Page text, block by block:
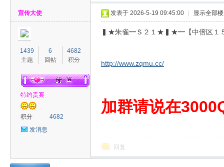
宣传大使
1439
主题
6
回帖
4682
积分
特约贵宾
积分
4682
发消息
发表于 2026-5-19 09:45:00 显示全部
▍★朱雀━Ｓ２１★▍★━【中倍区１５
http://www.zqmu.cc/
加群请说在
回复